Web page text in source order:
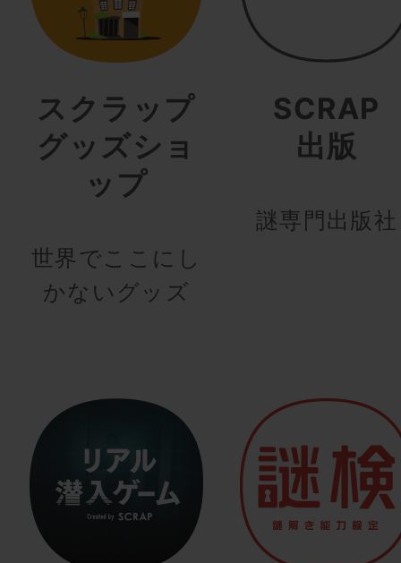
スクラップ
グッズショ
ップ
世界でここにし
かないグッズ
SCRAP
出版
謎専門出版社